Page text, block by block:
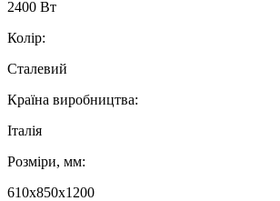
2400 Вт
Колір:
Сталевий
Країна виробництва:
Італія
Розміри, мм:
610x850x1200